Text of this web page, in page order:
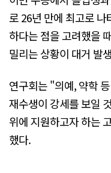
로 26년 만에 최고로 나
하다는 점을 고려했을
밀리는 상황이 대거 발
연구회는 "의예, 약학
재수생이 강세를 보일
위에 지원하고자 하는
했다.